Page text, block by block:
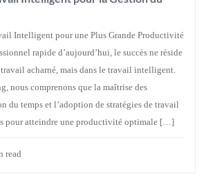
Intelligent pour une Plus Grande Productivité
rapide d’aujourd’hui, le succès ne réside
travail acharné, mais dans le travail intelligent.
nous comprenons que la maîtrise des
du temps et l’adoption de stratégies de travail
pour atteindre une productivité optimale […]
read